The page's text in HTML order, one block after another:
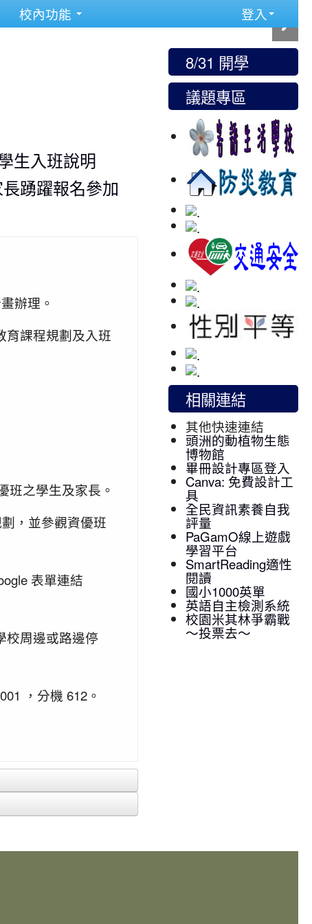
校內功能 登入
生入班說明
踴躍報名參加
辦理。
育課程規劃及入班
班之學生及家長。
，並參觀資優班
表單連結
校周邊或路邊停
，分機 612。
8/31 開學
議題專區
相關連結
其他快速連結
頭洲的動植物生態
博物館
畢冊設計專區登入
Canva: 免費設計工
具
全民資訊素養自我
評量
PaGamO線上遊戲
學習平台
SmartReading適性
閱讀
國小1000英單
英語自主檢測系統
校園米其林爭霸戰
～投票去～